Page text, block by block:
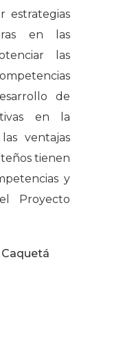
estrategias
en las
las
de
en la
ventajas
tienen
y
Proyecto